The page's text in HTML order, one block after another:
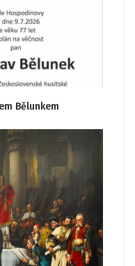
Bělunkem